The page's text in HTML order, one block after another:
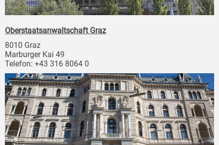
Oberstaatsanwaltschaft Graz
8010 Graz
Marburger Kai 49
Telefon: +43 316 8064 0